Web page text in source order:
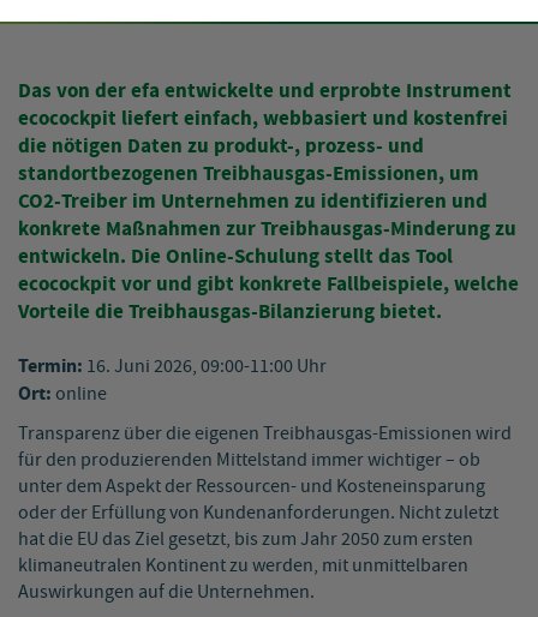
Das von der efa entwickelte und erprobte Instrument
ecocockpit liefert einfach, webbasiert und kostenfrei
die nötigen Daten zu produkt-, prozess- und
standortbezogenen Treibhausgas-Emissionen, um
CO2-Treiber im Unternehmen zu identifizieren und
konkrete Maßnahmen zur Treibhausgas-Minderung zu
entwickeln. Die Online-Schulung stellt das Tool
ecocockpit vor und gibt konkrete Fallbeispiele, welche
Vorteile die Treibhausgas-Bilanzierung bietet.
Termin: 16. Juni 2026, 09:00-11:00 Uhr
Ort: online
Transparenz über die eigenen Treibhausgas-Emissionen wird
für den produzierenden Mittelstand immer wichtiger – ob
unter dem Aspekt der Ressourcen- und Kosteneinsparung
oder der Erfüllung von Kundenanforderungen. Nicht zuletzt
hat die EU das Ziel gesetzt, bis zum Jahr 2050 zum ersten
klimaneutralen Kontinent zu werden, mit unmittelbaren
Auswirkungen auf die Unternehmen.